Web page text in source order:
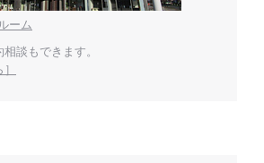
ーム
談もできます。